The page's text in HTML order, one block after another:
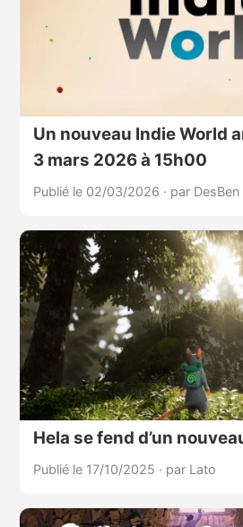
Un nouveau Indie World
3 mars 2026 à 15h00
Publié le 02/03/2026 · par DesBen
Hela se fend d’un
Publié le 17/10/2025 · par Lato